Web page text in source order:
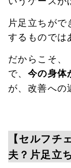
片足立ちが
するものでは
だからこそ、
で、 今の身体
が、改善への
【セルフチ
夫？片足立